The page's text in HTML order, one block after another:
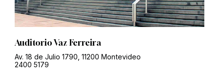
Auditorio Vaz Ferreira
Av. 18 de Julio 1790, 11200 Montevideo
2400 5179